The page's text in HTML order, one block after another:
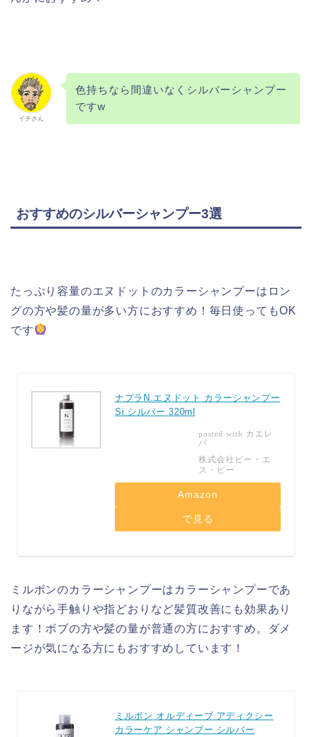
イチさん
色持ちなら間違いなくシルバーシャンプー
ですw
おすすめのシルバーシャンプー3選
たっぷり容量のエヌドットのカラーシャンプーはロン
グの方や髪の量が多い方におすすめ！毎日使ってもOK
です
ナプラ N. エヌドット カラーシャンプー
Si シルバー 320ml
posted with カエレ
バ
株式会社ビー・エ
ス・ピー
Amazon
で見る
ミルボンのカラーシャンプーはカラーシャンプーであ
りながら手触りや指どおりなど髪質改善にも効果あり
ます！ボブの方や髪の量が普通の方におすすめ。ダメ
ージが気になる方にもおすすめしています！
ミルボン オルディーブ アディクシー
カラーケア シャンプー シルバー